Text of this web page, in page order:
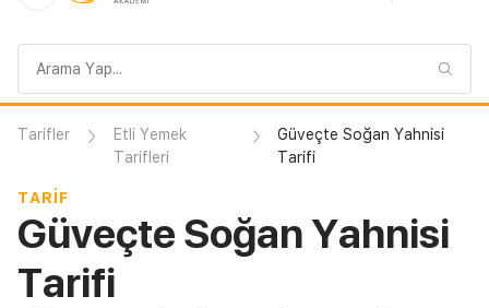
sorgusu
Tarifler
Etli Yemek
Tarifleri
Güveçte Soğan Yahnisi
Tarifi
TARIF
Güveçte Soğan Yahnisi
Tarifi